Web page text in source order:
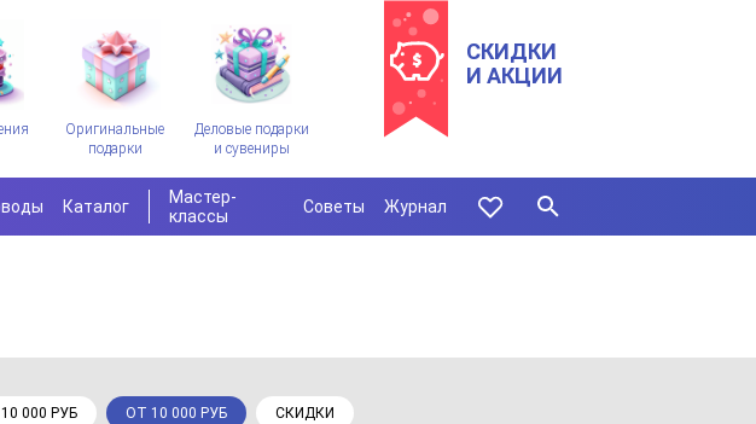
Оригинальные
подарки
Деловые подарки
и сувениры
СКИДКИ
И АКЦИИ
Каталог
Мастер-
классы
Советы Журнал
000 РУБ ОТ 10 000 РУБ СКИДКИ